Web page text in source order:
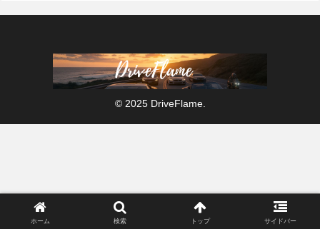
© 2025 DriveFlame.
ホーム 検索 トップ サイドバー